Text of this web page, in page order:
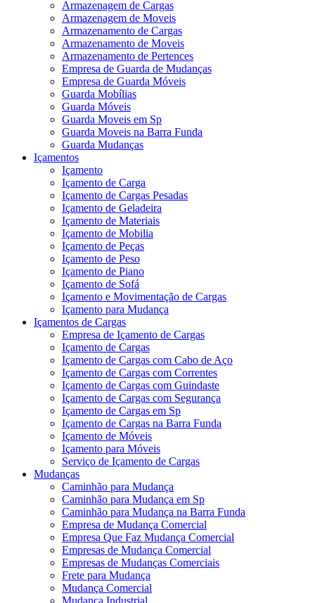
Armazenagem de Cargas
Armazenagem de Moveis
Armazenamento de Cargas
Armazenamento de Moveis
Armazenamento de Pertences
Empresa de Guarda de Mudanças
Empresa de Guarda Móveis
Guarda Mobílias
Guarda Móveis
Guarda Moveis em Sp
Guarda Moveis na Barra Funda
Guarda Mudanças
Içamentos
Içamento
Içamento de Carga
Içamento de Cargas Pesadas
Içamento de Geladeira
Içamento de Materiais
Içamento de Mobilia
Içamento de Peças
Içamento de Peso
Içamento de Piano
Içamento de Sofá
Içamento e Movimentação de Cargas
Içamento para Mudança
Içamentos de Cargas
Empresa de Içamento de Cargas
Içamento de Cargas
Içamento de Cargas com Cabo de Aço
Içamento de Cargas com Correntes
Içamento de Cargas com Guindaste
Içamento de Cargas com Segurança
Içamento de Cargas em Sp
Içamento de Cargas na Barra Funda
Içamento de Móveis
Içamento para Móveis
Serviço de Içamento de Cargas
Mudanças
Caminhão para Mudança
Caminhão para Mudança em Sp
Caminhão para Mudança na Barra Funda
Empresa de Mudança Comercial
Empresa Que Faz Mudança Comercial
Empresas de Mudança Comercial
Empresas de Mudanças Comerciais
Frete para Mudança
Mudança Comercial
Mudança Industrial